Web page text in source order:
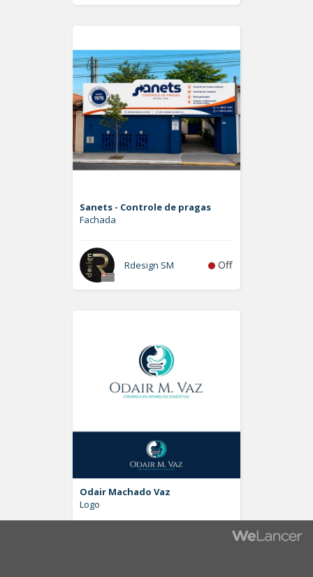
Sanets - Controle de pragas
Fachada
Rdesign SM Off
Odair Machado Vaz
Logo